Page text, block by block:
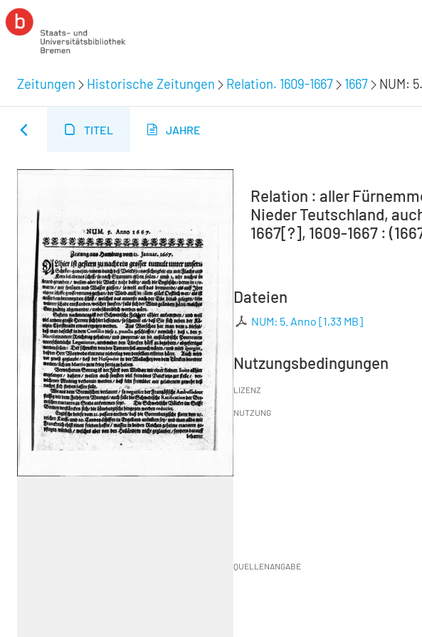
Zeitungen Historische Zeitungen Relation. 1609-1667 1667 NUM:
TITEL JAHRE
Relation : aller
Nieder Teutschland,
1667[?], 1609-1667 :
Dateien
NUM: 5. Anno [1,33 MB]
Nutzungsbedingungen
LIZENZ
NUTZUNG
QUELLENANGABE